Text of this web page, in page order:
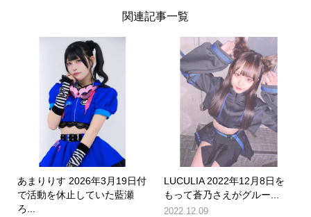
関連記事一覧
あまりりす 2026年3月19日付
で活動を休止していた藍瀬
ろ...
LUCULIA 2022年12月8日を
もって蒼乃さえがグルー...
2022.12.09